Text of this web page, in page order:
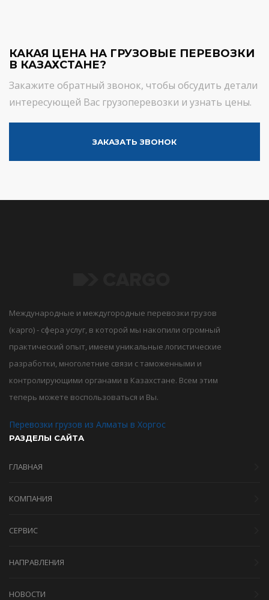
КАКАЯ ЦЕНА НА ГРУЗОВЫЕ ПЕРЕВОЗКИ
В КАЗАХСТАНЕ?
Закажите обратный звонок, чтобы обсудить детали
интересующей Вас грузоперевозки и узнать цены.
ЗАКАЗАТЬ ЗВОНОК
Международные и междугородные перевозки грузов
(карго) - сфера услуг, в которой мы накопили огромный
практический опыт, имеем уникальные логистические
разработки, многолетние связи с таможенными и
контролирующими органами в Казахстане. Всем этим
теперь можете воспользоваться и Вы.
Перевозки грузов из Алматы в Хоргос
РАЗДЕЛЫ САЙТА
ГЛАВНАЯ
КОМПАНИЯ
СЕРВИС
НАПРАВЛЕНИЯ
НОВОСТИ